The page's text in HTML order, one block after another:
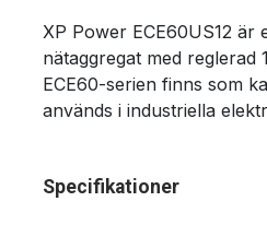
XP Power ECE60US12 är
nätaggregat med reglerad
ECE60-serien finns som
används i industriella
Specifikationer